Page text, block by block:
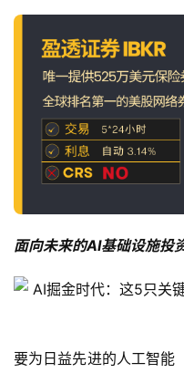
面向未来的AI基础设施投
要为日益先进的人工智能